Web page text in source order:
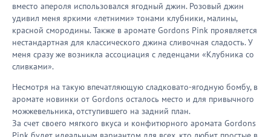
вместо апероля использовался ягодный джин. Розовый джин
удивил меня яркими «летними» тонами клубники, малины,
красной смородины. Также в аромате Gordons Pink проявляется
нестандартная для классического джина сливочная сладость. У
меня сразу же возникла ассоциация с леденцами «Клубника со
сливками».
Несмотря на такую впечатляющую сладковато-ягодную бомбу, в
аромате новинки от Gordons осталось место и для привычного
можжевельника, отступившего на задний план.
За счет своего мягкого вкуса и конфитюрного аромата Gordons